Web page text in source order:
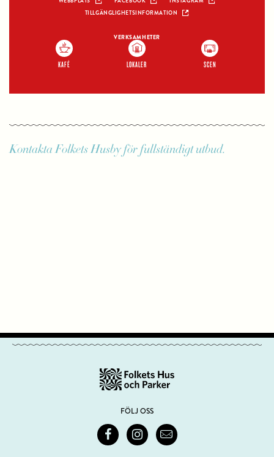
TILLGÄNGLIGHETSINFORMATION
VERKSAMHETER
KAFÉ LOKALER SCEN
Kontakta Folkets Husby för fullständigt utbud.
FÖLJ OSS